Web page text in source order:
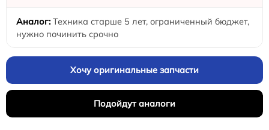
Техника старше 5 лет, ограниченный бюджет,
нужно починить срочно
Хочу оригинальные запчасти
Подойдут аналоги